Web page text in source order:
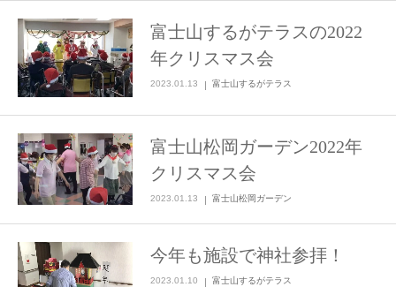
富士山するがテラスの2022
年クリスマス会
2023.01.13 富士山するがテラス
富士山松岡ガーデン2022年
クリスマス会
2023.01.13 富士山松岡ガーデン
今年も施設で神社参拝！
2023.01.10 富士山するがテラス